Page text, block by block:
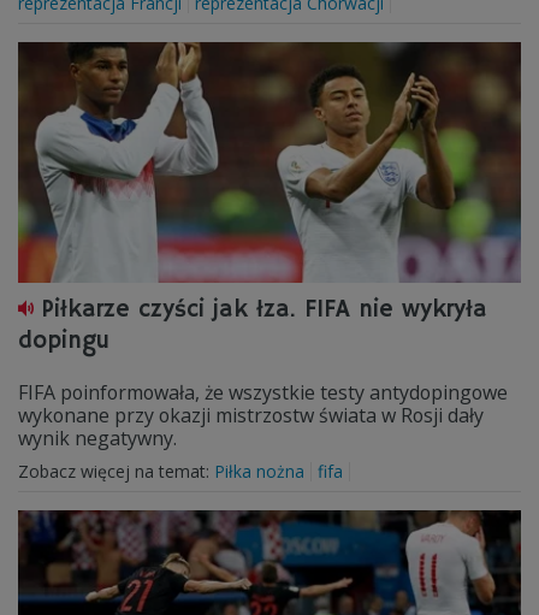
Piłkarze czyści jak łza. FIFA nie wykryła
dopingu
FIFA poinformowała, że wszystkie testy antydopingowe
wykonane przy okazji mistrzostw świata w Rosji dały
wynik negatywny.
Zobacz więcej na temat: Piłka nożna fifa